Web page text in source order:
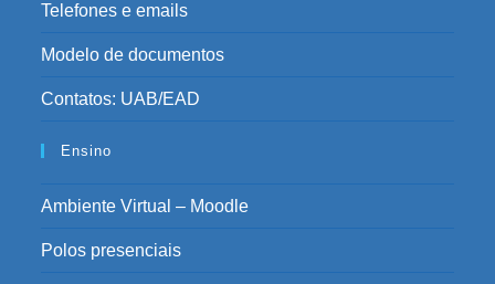
Telefones e emails
Modelo de documentos
Contatos: UAB/EAD
Ensino
Ambiente Virtual – Moodle
Polos presenciais